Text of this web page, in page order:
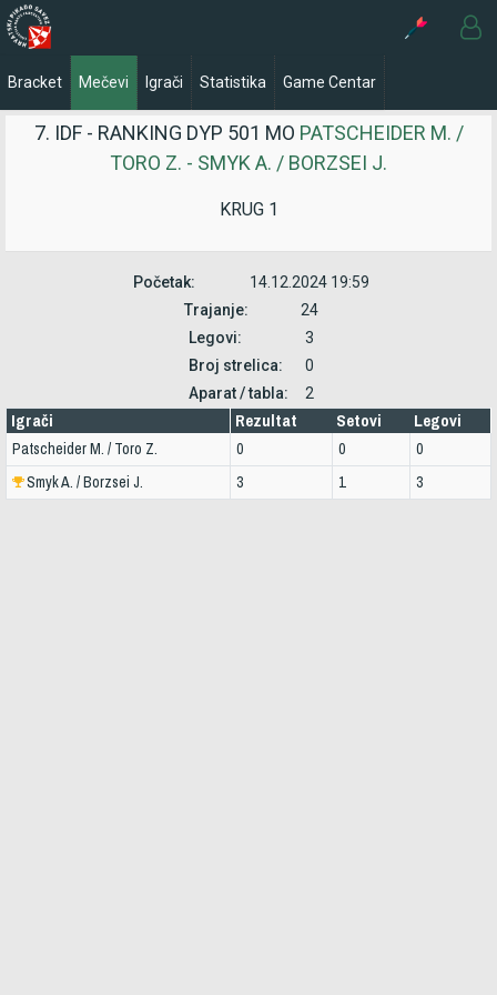
Bracket Mečevi Igrači Statistika Game Centar
7. IDF - RANKING DYP 501 MO PATSCHEIDER M. /
TORO Z. - SMYK A. / BORZSEI J.
KRUG 1
Početak:
14.12.2024 19:59
Trajanje:
24
Legovi:
3
Broj strelica:
0
Aparat / tabla:
2
Igrači Rezultat Setovi Legovi
Patscheider M. / Toro Z. 0 0
0
Smyk A. / Borzsei J.
3 1 3